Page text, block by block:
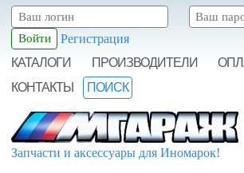
Регистрация
КАТАЛОГИ
ПРОИЗВОДИТЕЛИ
КОНТАКТЫ
ПОИСК
Запчасти и аксессуары для Иномарок!